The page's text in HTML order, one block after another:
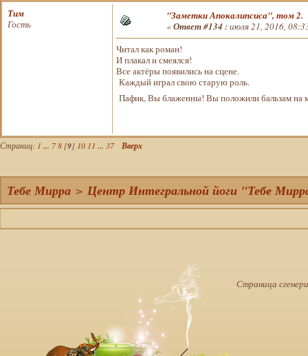
Тим
Гость
"Заметки Апокалипсиса", том 2.
«Ответ #134 :июля 21, 2016,
Читал как роман!
И плакал и смеялся!
Все актёры появились на сцене.
Каждый играл свою старую роль.
Пафик, Вы блаженны! Вы положили бальзам
Страниц: 1 ... 78 [9] 10 11 ... 37 Вверх
Тебе Мирра > Центр Интегральной йоги "Тебе
Страница